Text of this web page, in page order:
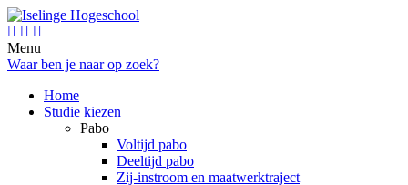
Menu
Waar ben je naar op zoek?
Home
Studie kiezen
Pabo
Voltijd pabo
Deeltijd pabo
Zij-instroom en maatwerktraject